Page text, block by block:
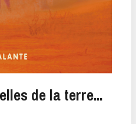
de la terre...